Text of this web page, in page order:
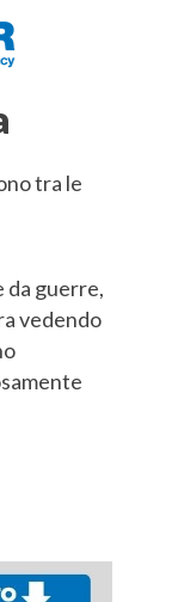
tra le
da guerre,
vedendo